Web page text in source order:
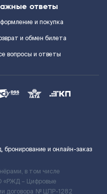
ответы
и покупка
и обмен билета
вопросы и ответы
и онлайн-заказ
в том числе
«РЖД – Цифровые
договора № ЦПР-1282